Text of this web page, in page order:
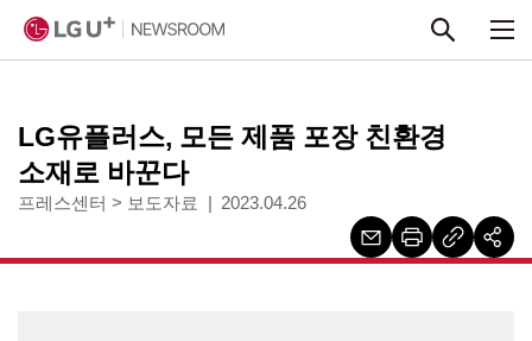
LG유플러스, 모든 제품 포장 친환경
소재로 바꾼다
프레스센터 > 보도자료 2023.04.26